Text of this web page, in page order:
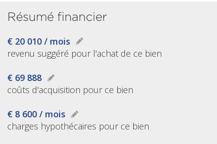
Résumé financier
€ 20 010 / mois
revenu suggéré pour l'achat de ce bien
€ 69 888
coûts d'acquisition pour ce bien
€ 8 600 / mois
charges hypothécaires pour ce bien